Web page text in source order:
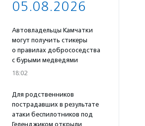
05.08.2026
Автовладельцы Камчатки
могут получить стикеры
о правилах добрососедства
с бурыми медведями
18:02
Для родственников
пострадавших в результате
атаки беспилотников под
Геленджиком открыли